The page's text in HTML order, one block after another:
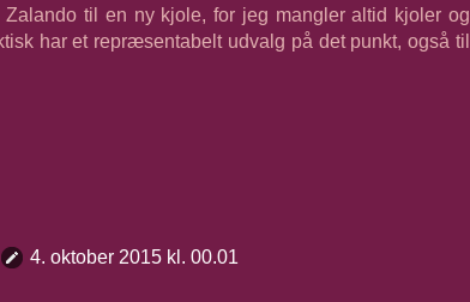
til en ny kjole, for jeg mangler altid kjoler og
har et repræsentabelt udvalg på det punkt, også til
4. oktober 2015 kl. 00.01